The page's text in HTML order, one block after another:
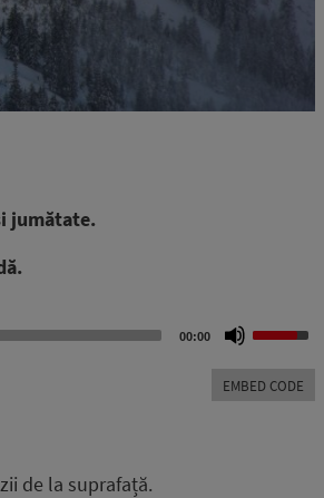
jumătate.
00:00
Up/Down
keys
EMBED CODE
de la suprafață.